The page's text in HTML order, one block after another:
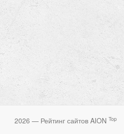
2026 — Рейтинг сайтов AION Top